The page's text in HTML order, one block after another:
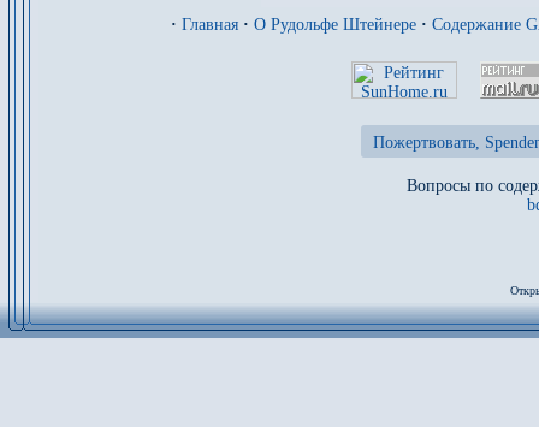
· Главная · О Рудольфе Штейнере · Содержание
Пожертвовать,
Вопросы по